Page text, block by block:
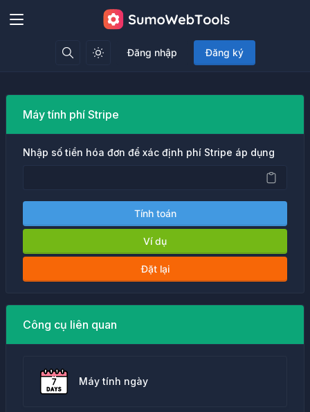
Đăng nhập Đăng ký
Máy tính phí Stripe
Nhập số tiền hóa đơn để xác định phí Stripe áp dụng
Tính toán
Ví dụ
Đặt lại
Công cụ liên quan
Máy tính ngày